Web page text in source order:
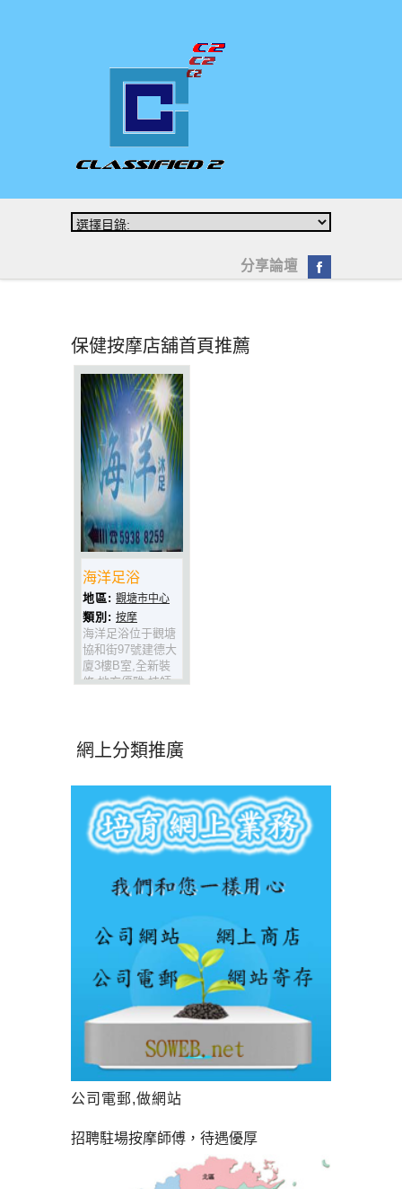
分享論壇
保健按摩店舖首頁推薦
海洋足浴
地區: 觀塘市中心
類別: 按摩
海洋足浴位于觀塘
協和街97號建德大
廈3樓B室,全新裝
修,地方優雅,技師
獨到,值得一試.
網上分類推廣
公司電郵,做網站
招聘駐場按摩師傅，待遇優厚